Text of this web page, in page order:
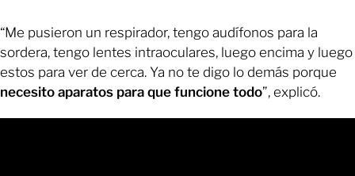
“Me pusieron un respirador, tengo audífonos para la
sordera, tengo lentes intraoculares, luego encima y luego
estos para ver de cerca. Ya no te digo lo demás porque
necesito aparatos para que funcione todo”, explicó.